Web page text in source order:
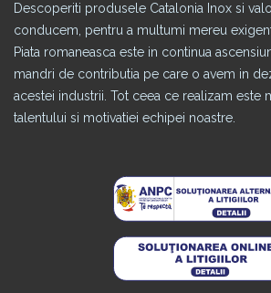
Descoperiti produsele Catalonia Inox si
conducem, pentru a multumi mereu
Piata romaneasca este in continua
mandri de contributia pe care o avem in
acestei industrii. Tot ceea ce realizam este
talentului si motivatiei echipei noastre.